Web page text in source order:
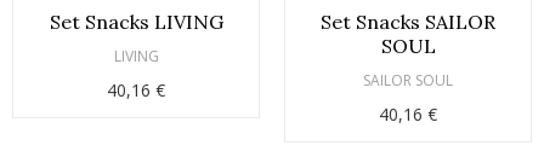
Set Snacks LIVING
LIVING
40,16 €
Set Snacks SAILOR
SOUL
SAILOR SOUL
40,16 €